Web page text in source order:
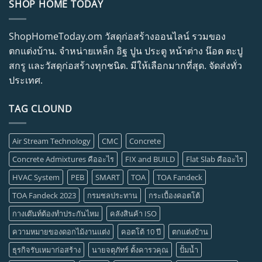
SHOP HOME TODAY
ShopHomeToday.om วัสดุก่อสร้างออนไลน์ รวมของ
ตกแต่งบ้าน. จำหน่ายเหล็ก อิฐ ปูน ประตู หน้าต่าง น๊อต ตะปู
สกรู และวัสดุก่อสร้างทุกชนิด. มีให้เลือกมากที่สุด. จัดส่งทั่ว
ประเทศ.
TAG CLOUND
Air Stream Technology CMC
Concrete
Concrete Admixtures คืออะไร
FIX and BUILD
Flat Slab คืออะไร
HVAC System
PEB SMART TOA
TOA Fandeck
TOA Fandeck 2023
กรมชลประทาน
กระเบื้องคอตโต้
กางเต๊นท์ต้องทำประกันไหม
คลังสินค้า ISO
ความหมายของดอกไม้งานแต่ง
คอตโต้ 10 ปี
ตกแต่งบ้าน
ธุรกิจรับเหมาก่อสร้าง
นายจตุภัทร์ ตั้งคารวคุณ
ปั้มน้ำ